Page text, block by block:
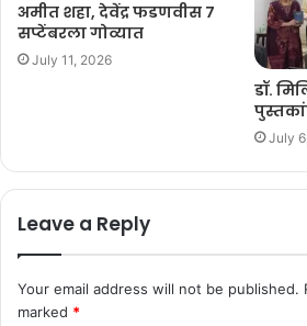
अमीत शहा, देवेंद्र फडणवीस ७
सप्टेंबरला गोव्यात
July 11, 2026
डॉ.
July
Leave a Reply
Your email address will not be published.
marked *